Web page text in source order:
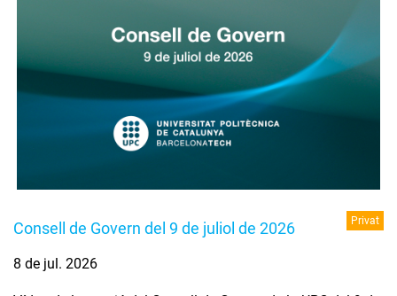
Consell de Govern del 9 de juliol de 2026 Privat
8 de jul. 2026